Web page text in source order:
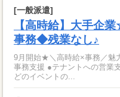
[一般派遣]
【高時給】大手企
事務◆残業なし♪
9月開始★＼高時給×事務／魅
事務支援 ●テナントへの営業
どのイベントの...